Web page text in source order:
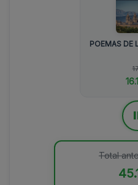
POEMAS DE
Total